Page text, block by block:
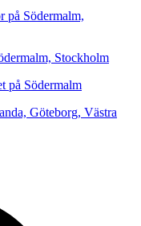
på Södermalm,
Stockholm
på Södermalm
Göteborg, Västra